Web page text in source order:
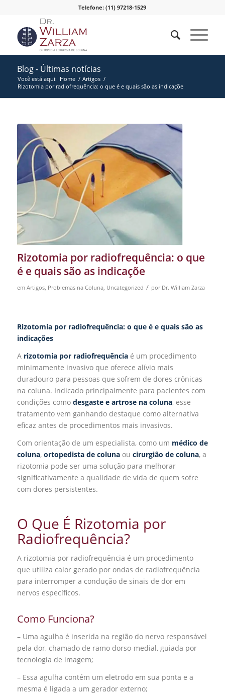
Telefone: (11) 97218-1529
Blog - Últimas notícias
Você está aqui: Home / Artigos /
Rizotomia por radiofrequência: o que é e quais são as indicaçõe
Rizotomia por radiofrequência: o que
é e quais são as indicaçõe
em Artigos, Problemas na Coluna, Uncategorized / por Dr. William Zarza
Rizotomia por radiofrequência: o que é e quais são as
indicações
Arizotomia por radiofrequênciaé um procedimento
minimamente invasivo que oferece alívio mais
duradouro para pessoas que sofrem de dores crônicas
na coluna. Indicado principalmente para pacientes com
condições como desgaste e artrose na coluna, esse
tratamento vem ganhando destaque como alternativa
eficaz antes de procedimentos mais invasivos.
Com orientação de um especialista, como um médico de
coluna, ortopedista de colunaou cirurgião de coluna, a
rizotomia pode ser uma solução para melhorar
significativamente a qualidade de vida de quem sofre
com dores persistentes.
O Que É Rizotomia por
Radiofrequência?
A rizotomia por radiofrequência é um procedimento
que utiliza calor gerado por ondas de radiofrequência
para interromper a condução de sinais de dor em
nervos específicos.
Como Funciona?
– Uma agulha é inserida na região do nervo responsável
pela dor, chamado de ramo dorso-medial, guiada por
tecnologia de imagem;
– Essa agulha contém um eletrodo em sua ponta e a
mesma é ligada a um gerador externo;